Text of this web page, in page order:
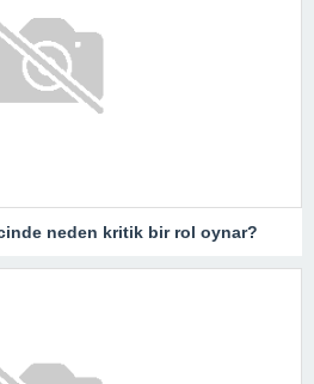
neden kritik bir rol oynar?